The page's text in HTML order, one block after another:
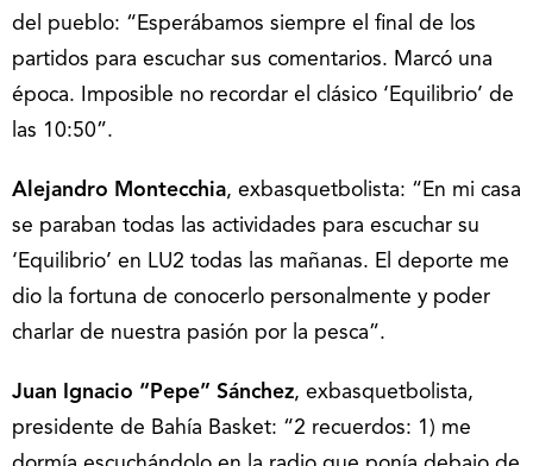
del pueblo: “Esperábamos siempre el final de los
partidos para escuchar sus comentarios. Marcó una
época. Imposible no recordar el clásico ‘Equilibrio’ de
las 10:50”.
Alejandro Montecchia, exbasquetbolista: “En mi casa
se paraban todas las actividades para escuchar su
‘Equilibrio’ en LU2 todas las mañanas. El deporte me
dio la fortuna de conocerlo personalmente y poder
charlar de nuestra pasión por la pesca”.
Juan Ignacio “Pepe” Sánchez, exbasquetbolista,
presidente de Bahía Basket: “2 recuerdos: 1) me